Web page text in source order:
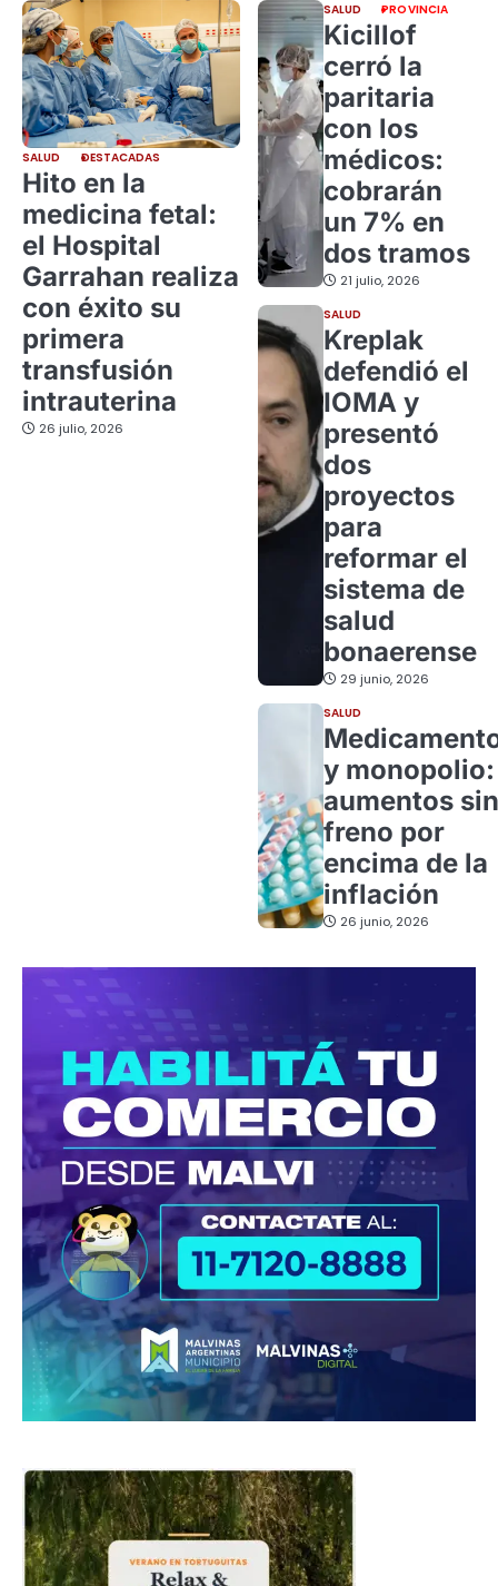
SALUD DESTACADAS
Hito en la
medicina fetal:
el Hospital
Garrahan realiza
con éxito su
primera
transfusión
intrauterina
26 julio, 2026
SALUD PROVINCIA
Kicillof
cerró la
paritaria
con los
médicos:
cobrarán
un 7% en
dos tramos
21 julio, 2026
SALUD
Kreplak
defendió el
IOMA y
presentó
dos
proyectos
para
reformar el
sistema de
salud
bonaerense
29 junio, 2026
SALUD
y monopolio:
aumentos sin
freno por
encima de la
inflación
26 junio, 2026